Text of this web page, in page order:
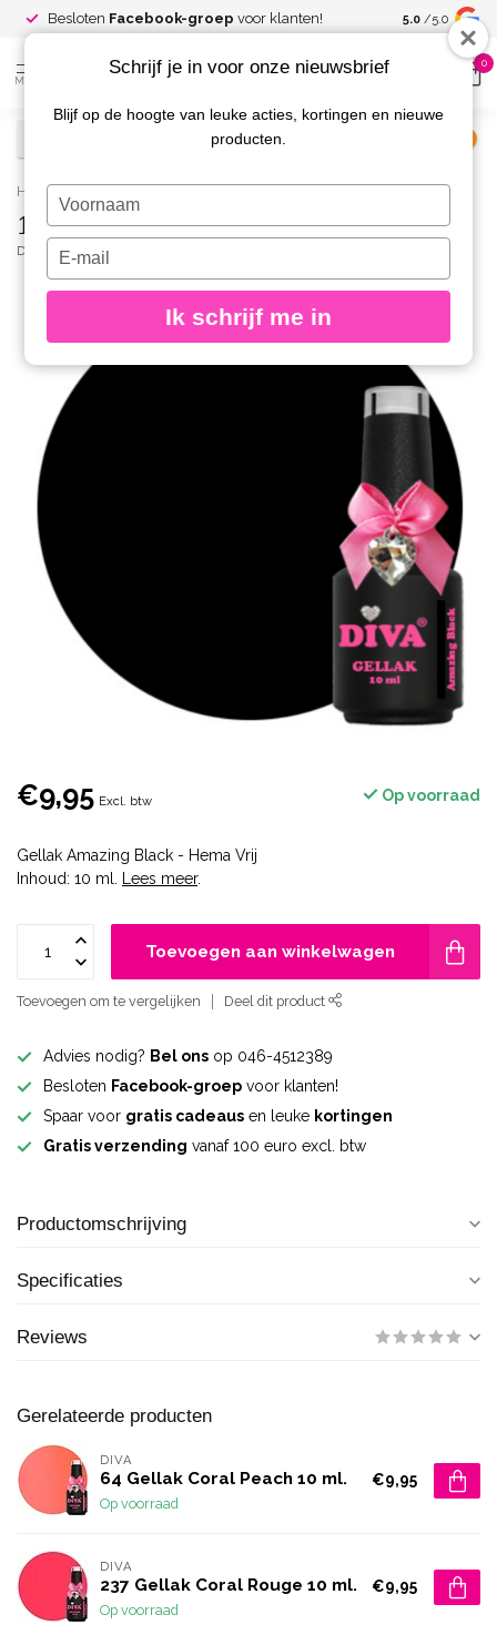
Besloten Facebook-groep voor klanten! Spaar voor
kortingen
5.0 /5.0
MENU
0
Home / 115 Gellak Amazing Black 10 ml.
115 Gellak Amazing Black 10 ml.
DIVA
€9,95 Excl. btw Op voorraad
Gellak Amazing Black - Hema Vrij
Inhoud: 10 ml.
Lees meer.
Toevoegen aan winkelwagen
Toevoegen om te vergelijken Deel dit product
Advies nodig? Bel ons op 046-4512389
Besloten Facebook-groep voor klanten!
Spaar voor gratis cadeaus en leuke kortingen
Gratis verzending vanaf 100 euro excl. btw
Productomschrijving
Specificaties
Reviews
Gerelateerde producten
DIVA
64 Gellak Coral Peach 10 ml.
Op voorraad
€9,95
DIVA
237 Gellak Coral Rouge 10 ml.
Op voorraad
€9,95
Schrijf je in voor onze nieuwsbrief
Blijf op de hoogte van leuke acties, kortingen en nieuwe
producten.
Typ
je
naam
Typ
je
e-
in
Ik schrijf me in